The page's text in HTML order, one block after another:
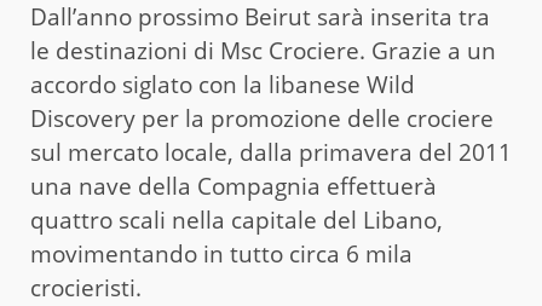
Dall’anno prossimo Beirut sarà inserita tra
le destinazioni di Msc Crociere. Grazie a un
accordo siglato con la libanese Wild
Discovery per la promozione delle crociere
sul mercato locale, dalla primavera del 2011
una nave della Compagnia effettuerà
quattro scali nella capitale del Libano,
movimentando in tutto circa 6 mila
crocieristi.